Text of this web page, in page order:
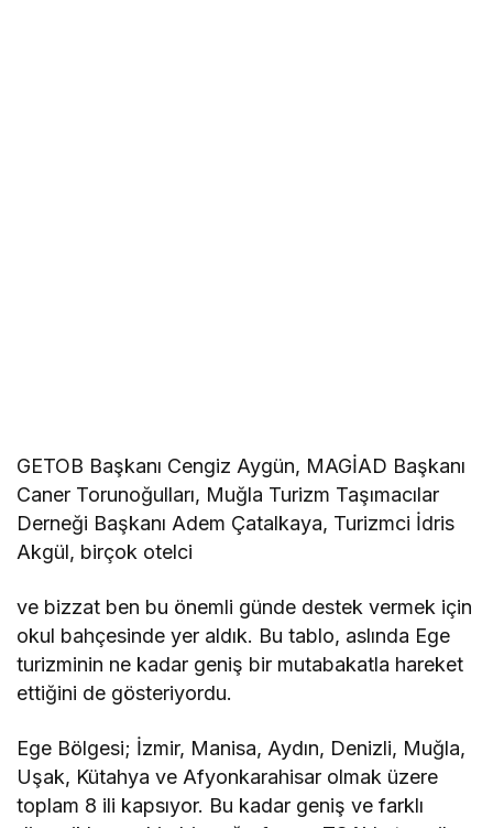
GETOB Başkanı Cengiz Aygün, MAGİAD Başkanı
Caner Torunoğulları, Muğla Turizm Taşımacılar
Derneği Başkanı Adem Çatalkaya, Turizmci İdris
Akgül, birçok otelci
ve bizzat ben bu önemli günde destek vermek için
okul bahçesinde yer aldık. Bu tablo, aslında Ege
turizminin ne kadar geniş bir mutabakatla hareket
ettiğini de gösteriyordu.
Ege Bölgesi; İzmir, Manisa, Aydın, Denizli, Muğla,
Uşak, Kütahya ve Afyonkarahisar olmak üzere
toplam 8 ili kapsıyor. Bu kadar geniş ve farklı